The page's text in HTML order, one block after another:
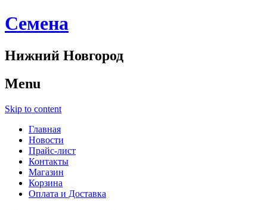
Cемена
Нижний Новгород
Menu
Skip to content
Главная
Новости
Прайс-лист
Контакты
Магазин
Корзина
Оплата и Доставка